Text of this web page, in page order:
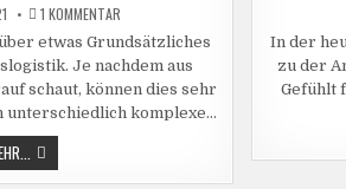
1 KOMMENTARZU
LOGISTIK4PUNKTNULL
–
060
–
WAS
IST
BESCHAFFUNGSLOGISTIK?
etwas Grundsätzliches
Je nachdem aus
schaut, können dies sehr
unterschiedlich komplexe…
LOGISTIK4PUNKTNULL
–
060
In der
zu der
Gefühlt